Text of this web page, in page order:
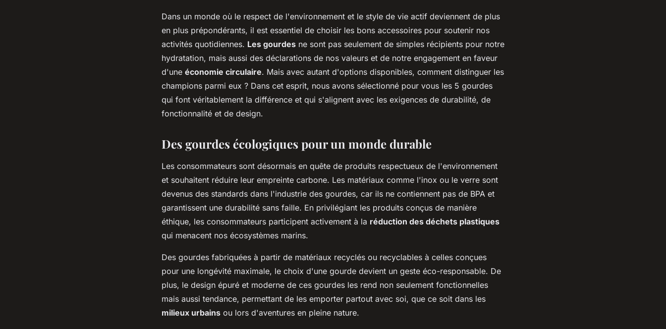
Dans un monde où le respect de l'environnement et le style de vie actif deviennent de plus
en plus prépondérants, il est essentiel de choisir les bons accessoires pour soutenir nos
activités quotidiennes. Les gourdes ne sont pas seulement de simples récipients pour notre
hydratation, mais aussi des déclarations de nos valeurs et de notre engagement en faveur
d'une économie circulaire. Mais avec autant d'options disponibles, comment distinguer les
champions parmi eux ? Dans cet esprit, nous avons sélectionné pour vous les 5 gourdes
qui font véritablement la différence et qui s'alignent avec les exigences de durabilité, de
fonctionnalité et de design.
Des gourdes écologiques pour un monde durable
Les consommateurs sont désormais en quête de produits respectueux de l'environnement
et souhaitent réduire leur empreinte carbone. Les matériaux comme l'inox ou le verre sont
devenus des standards dans l'industrie des gourdes, car ils ne contiennent pas de BPA et
garantissent une durabilité sans faille. En privilégiant les produits conçus de manière
éthique, les consommateurs participent activement à la réduction des déchets plastiques
qui menacent nos écosystèmes marins.
Des gourdes fabriquées à partir de matériaux recyclés ou recyclables à celles conçues
pour une longévité maximale, le choix d'une gourde devient un geste éco-responsable. De
plus, le design épuré et moderne de ces gourdes les rend non seulement fonctionnelles
mais aussi tendance, permettant de les emporter partout avec soi, que ce soit dans les
milieux urbains ou lors d'aventures en pleine nature.